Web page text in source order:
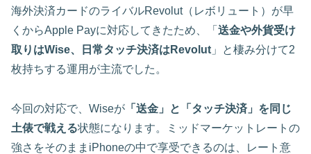
海外決済カードのライバルRevolut（レボリュート）が早
くからApple Payに対応してきたため、「 送金や外貨受け
取りはWise、日常タッチ決済はRevolut 」と棲み分けて2
枚持ちする運用が主流でした。
今回の対応で、Wiseが 「送金」と「タッチ決済」を同じ
土俵で戦える状態になります。ミッドマーケットレートの
強さをそのままiPhoneの中で享受できるのは、レート意